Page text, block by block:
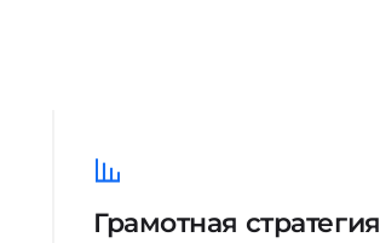
Грамотная стратегия